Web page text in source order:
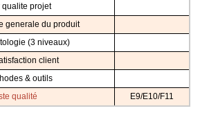
projet
generale du produit
(3 niveaux)
client
& outils
qualité
E9/E10/F11